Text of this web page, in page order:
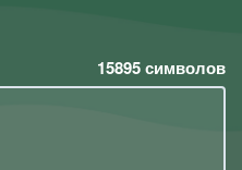
15895символов